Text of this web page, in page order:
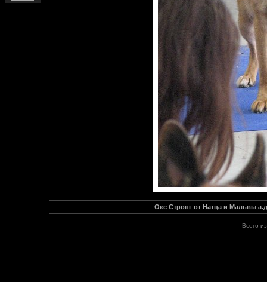
Окс Стронг от Натца и Мальвы
Всего